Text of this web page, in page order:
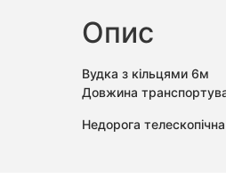
Опис
Вудка з кільцями 6м
Довжина
Недорога